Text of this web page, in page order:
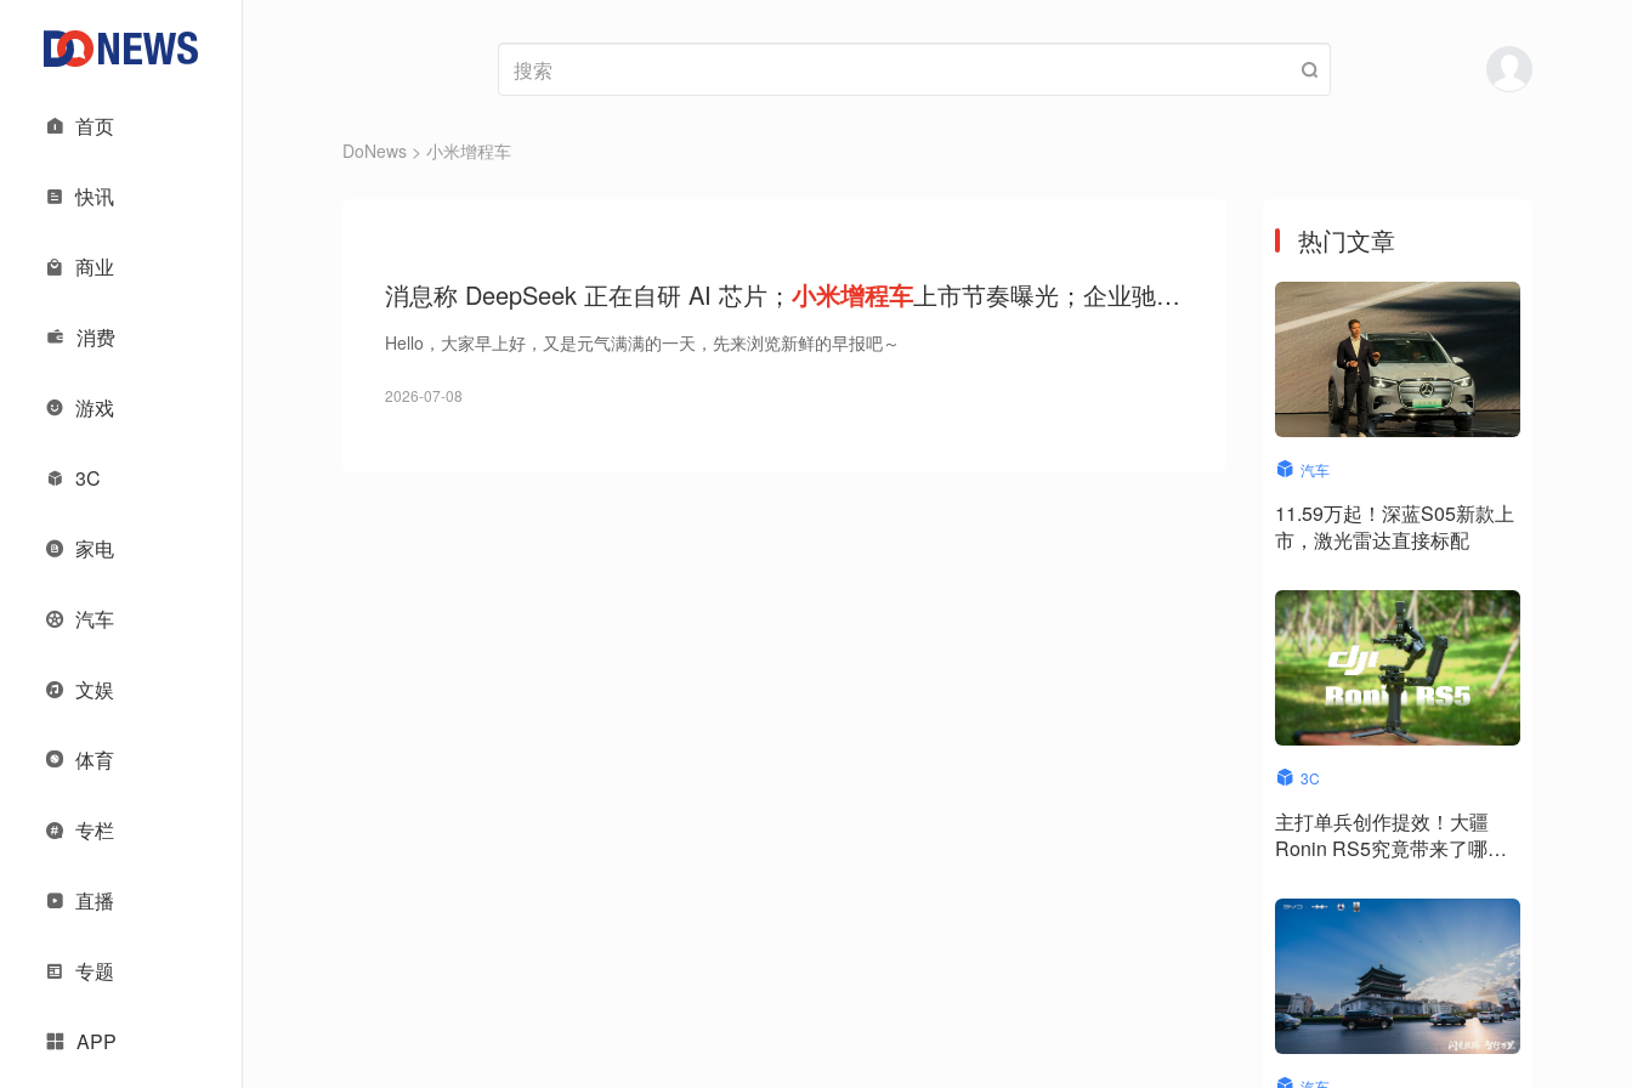
首页
快讯
商业
消费
游戏
3C
家电
汽车
文娱
体育
专栏
直播
专题
APP
DoNews > 小米增程车
消息称 DeepSeek 正在自研 AI 芯片； 小米增程车上市节奏曝光；企业驰援
台风“美莎克”广西险情｜Do早报
Hello，大家早上好，又是元气满满的一天，先来浏览新鲜的早报吧～
2026-07-08
热门文章
汽车
11.59万起！深蓝S05新款上
市，激光雷达直接标配
3C
主打单兵创作提效！大疆
Ronin RS5究竟带来了哪些